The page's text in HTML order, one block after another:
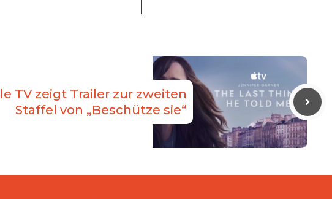
TV zeigt Trailer zur zweiten
Staffel von „Beschütze sie“